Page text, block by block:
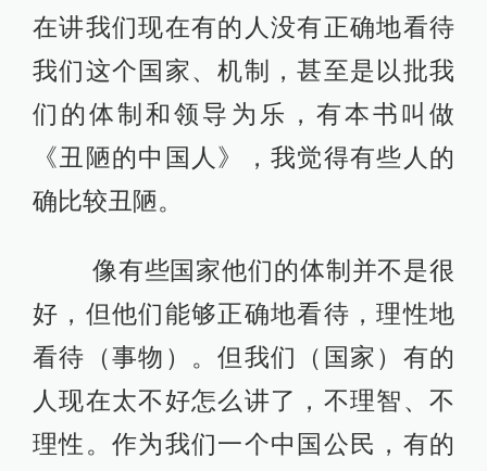
在讲我们现在有的人没有正确地看待
我们这个国家、机制，甚至是以批我
们的体制和领导为乐，有本书叫做
《丑陋的中国人》，我觉得有些人的
确比较丑陋。
像有些国家他们的体制并不是很
好，但他们能够正确地看待，理性地
看待（事物）。但我们（国家）有的
人现在太不好怎么讲了，不理智、不
理性。作为我们一个中国公民，有的